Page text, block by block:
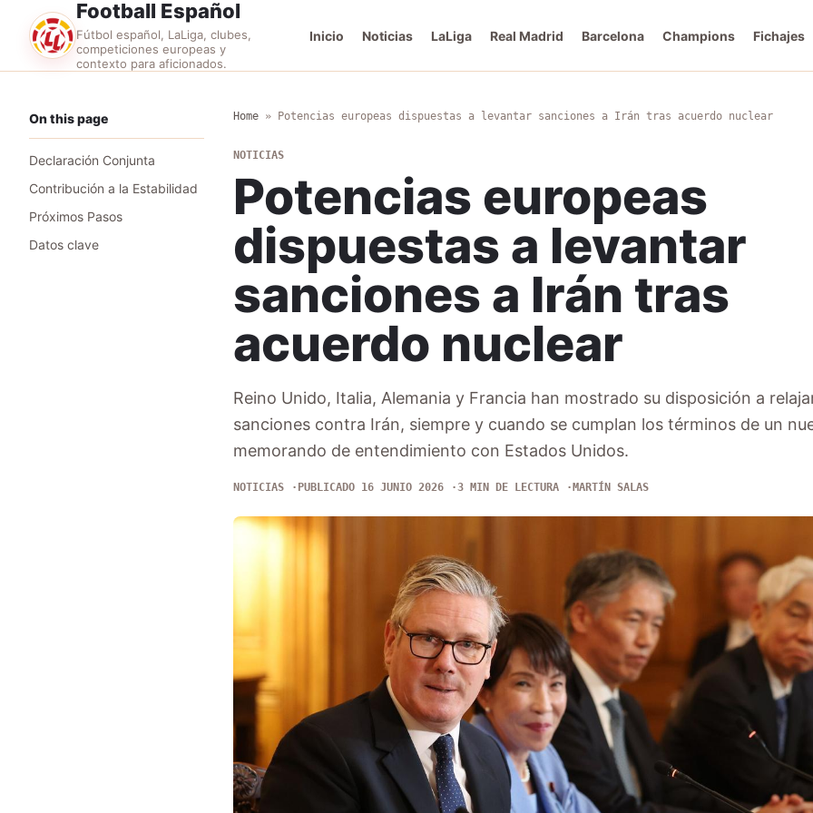
Football Español
Fútbol español, LaLiga, clubes,
competiciones europeas y
contexto para aficionados.
Inicio Noticias LaLiga Real Madrid Barcelona Champions Fichajes
On this page
Declaración Conjunta
Contribución a la Estabilidad
Próximos Pasos
Datos clave
Home» Potencias europeas dispuestas a levantar sanciones a Irán tras acuerdo nuclear
NOTICIAS
Potencias europeas
dispuestas a levantar
sanciones a Irán tras
acuerdo nuclear
Reino Unido, Italia, Alemania y Francia han mostrado su disposición a
sanciones contra Irán, siempre y cuando se cumplan los términos de un
memorando de entendimiento con Estados Unidos.
NOTICIAS PUBLICADO 16 JUNIO 2026 3 MIN DE LECTURA MARTÍN SALAS